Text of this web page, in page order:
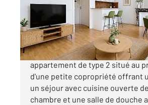
Appartement T2 à vendre
109 500 €
À Reims, Place Luton. Découvrez
appartement de type 2 situé au
d'une petite copropriété offrant
un séjour avec cuisine ouverte
chambre et une salle de douche